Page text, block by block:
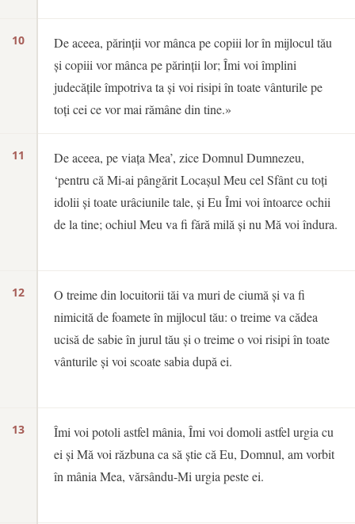
10
11
12
13
De aceea, părinții vor mânca pe copiii lor în mijlocul tău
și copiii vor mânca pe părinții lor; Îmi voi împlini
judecățile împotriva ta și voi risipi în toate vânturile pe
toți cei ce vor mai rămâne din tine.»
De aceea, pe viața Mea’, zice Domnul Dumnezeu,
‘pentru că Mi-ai pângărit Locașul Meu cel Sfânt cu toți
idolii și toate urâciunile tale, și Eu Îmi voi întoarce ochii
de la tine; ochiul Meu va fi fără milă și nu Mă voi îndura.
O treime din locuitorii tăi va muri de ciumă și va fi
nimicită de foamete în mijlocul tău: o treime va cădea
ucisă de sabie în jurul tău și o treime o voi risipi în toate
vânturile și voi scoate sabia după ei.
Îmi voi potoli astfel mânia, Îmi voi domoli astfel urgia cu
ei și Mă voi răzbuna ca să știe că Eu, Domnul, am vorbit
în mânia Mea, vărsându-Mi urgia peste ei.